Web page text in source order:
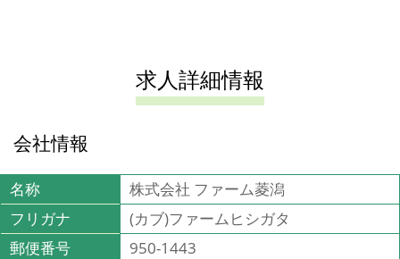
求人詳細情報
会社情報
名称
株式会社 ファーム菱潟
フリガナ
(カブ)ファームヒシガタ
郵便番号
950-1443